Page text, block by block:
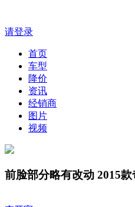
请登录
首页
车型
降价
资讯
经销商
图片
视频
前脸部分略有改动 2015